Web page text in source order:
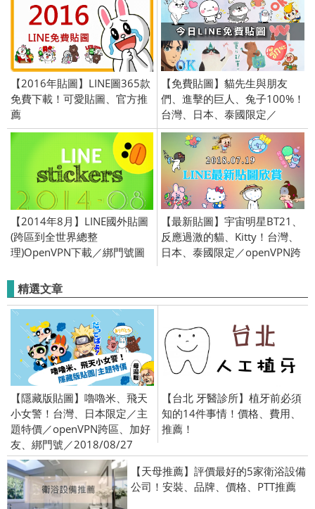
【2016年貼圖】LINE圖365款
免費下載！可愛貼圖、官方推
薦
【免費貼圖】貓先生與朋友
們、進擊的巨人、兔子100%！
台灣、日本、泰國限定／
OpenVPN跨區、加好友、綁門
號／2021/8/24
【2014年8月】LINE國外貼圖
(跨區到全世界總整
理)OpenVPN下載／綁門號圖
【最新貼圖】宇宙明星BT21、
反應過激的貓、Kitty！台灣、
日本、泰國限定／openVPN跨
精選文章
【隱藏版貼圖】嚕嚕米、飛天
小女警！台灣、日本限定／主
題特價／openVPN跨區、加好
友、綁門號／2018/08/27
【台北 牙醫診所】植牙前必須
知的14件事情！價格、費用、
推薦！
【天母推薦】評價最好的5家衛浴設備
公司！安裝、品牌、價格、PTT推薦